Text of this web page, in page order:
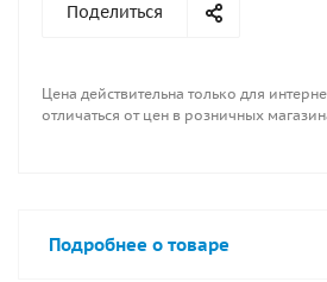
Поделиться
Цена действительна только для
отличаться от цен в розничных
Подробнее о товаре